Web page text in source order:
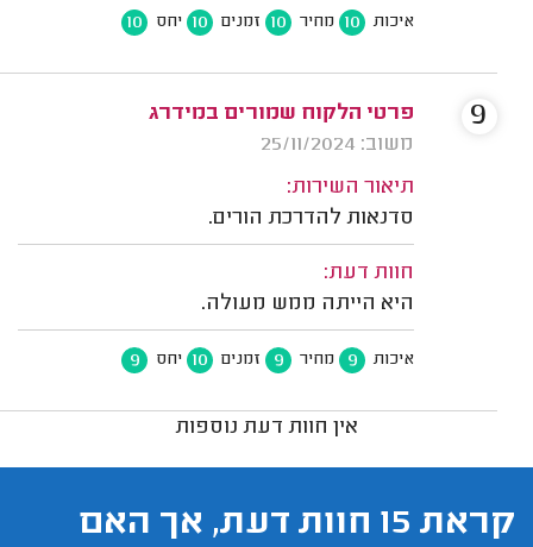
איכות 10 מחיר 10 זמנים 10 יחס 10
פרטי הלקוח שמורים במידרג
משוב: 25/11/2024
תיאור השירות:
סדנאות להדרכת הורים.
חוות דעת:
היא הייתה ממש מעולה.
איכות 9 מחיר 9 זמנים 10 יחס 9
9
אין חוות דעת נוספות
קראת 15 חוות דעת, אך האם